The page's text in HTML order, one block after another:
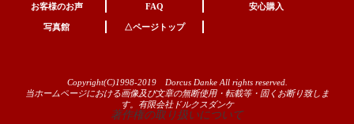
お客様のお声 FAQ 安心購入
写真館 △ページトップ
Copyright(C)1998-2019 Dorcus Danke All rights reserved.
当ホームページにおける画像及び文章の無断使用・転載等・固くお断り致しま
す。有限会社ドルクスダンケ
著作権の取り扱いについて